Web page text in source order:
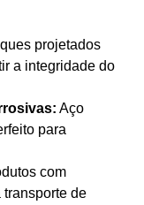
projetados
a integridade do
Aço
para
com
de